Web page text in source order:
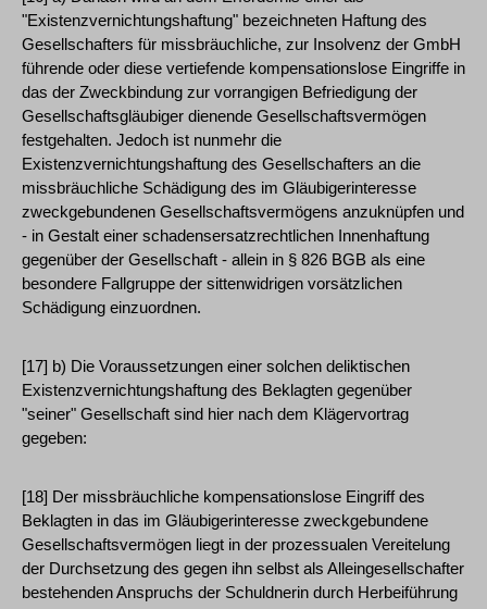
"Existenzvernichtungshaftung" bezeichneten Haftung des
Gesellschafters für missbräuchliche, zur Insolvenz der GmbH
führende oder diese vertiefende kompensationslose Eingriffe in
das der Zweckbindung zur vorrangigen Befriedigung der
Gesellschaftsgläubiger dienende Gesellschaftsvermögen
festgehalten. Jedoch ist nunmehr die
Existenzvernichtungshaftung des Gesellschafters an die
missbräuchliche Schädigung des im Gläubigerinteresse
zweckgebundenen Gesellschaftsvermögens anzuknüpfen und
- in Gestalt einer schadensersatzrechtlichen Innenhaftung
gegenüber der Gesellschaft - allein in § 826 BGB als eine
besondere Fallgruppe der sittenwidrigen vorsätzlichen
Schädigung einzuordnen.
[17] b) Die Voraussetzungen einer solchen deliktischen
Existenzvernichtungshaftung des Beklagten gegenüber
"seiner" Gesellschaft sind hier nach dem Klägervortrag
gegeben:
[18] Der missbräuchliche kompensationslose Eingriff des
Beklagten in das im Gläubigerinteresse zweckgebundene
Gesellschaftsvermögen liegt in der prozessualen Vereitelung
der Durchsetzung des gegen ihn selbst als Alleingesellschafter
bestehenden Anspruchs der Schuldnerin durch Herbeiführung